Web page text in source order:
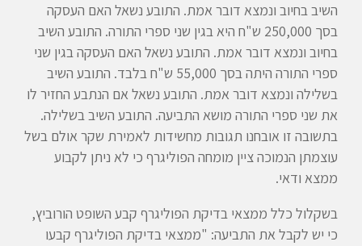
השיב בחיוב ונמצא דובר אמת. התובע נשאל האם העסקה
בסך 250,000 ש"ח היא בגין שני ספרי התורה. התובע השיב
בחיוב ונמצא דובר אמת. התובע נשאל האם העסקה בגין שני
ספרי התורה היתה בסך 55,000 ש"ח בלבד. התובע השיב
בשלילה ונמצא דובר אמת. התובע נשאל אם הנתבע החזיר לו
את שני ספרי התורה מושא התביעה. התובע השיב בשלילה.
בתשובה זו אובחנו תגובות מחשידות לאמירת שקר אולם בשל
עוצמתן הנמוכה ציין מומחה הפוליגרף כי לא ניתן לקבוע
ממצא ודאי.
בשקלול כלל ממצאי בדיקת הפוליגרף קבע השופט הורוביץ,
כי יש לקבל את התביעה: "ממצאי בדיקת הפוליגרף קבעו